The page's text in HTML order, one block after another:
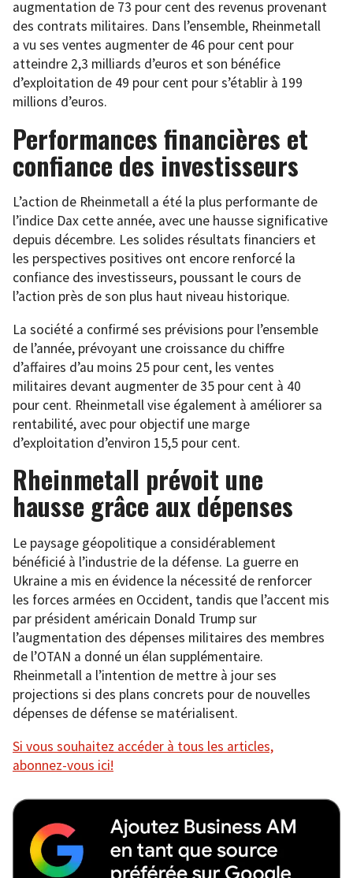
augmentation de 73 pour cent des revenus provenant
des contrats militaires. Dans l’ensemble, Rheinmetall
a vu ses ventes augmenter de 46 pour cent pour
atteindre 2,3 milliards d’euros et son bénéfice
d’exploitation de 49 pour cent pour s’établir à 199
millions d’euros.
Performances financières et
confiance des investisseurs
L’action de Rheinmetall a été la plus performante de
l’indice Dax cette année, avec une hausse significative
depuis décembre. Les solides résultats financiers et
les perspectives positives ont encore renforcé la
confiance des investisseurs, poussant le cours de
l’action près de son plus haut niveau historique.
La société a confirmé ses prévisions pour l’ensemble
de l’année, prévoyant une croissance du chiffre
d’affaires d’au moins 25 pour cent, les ventes
militaires devant augmenter de 35 pour cent à 40
pour cent. Rheinmetall vise également à améliorer sa
rentabilité, avec pour objectif une marge
d’exploitation d’environ 15,5 pour cent.
Rheinmetall prévoit une
hausse grâce aux dépenses
Le paysage géopolitique a considérablement
bénéficié à l’industrie de la défense. La guerre en
Ukraine a mis en évidence la nécessité de renforcer
les forces armées en Occident, tandis que l’accent mis
par président américain Donald Trump sur
l’augmentation des dépenses militaires des membres
de l’OTAN a donné un élan supplémentaire.
Rheinmetall a l’intention de mettre à jour ses
projections si des plans concrets pour de nouvelles
dépenses de défense se matérialisent.
Si vous souhaitez accéder à tous les articles,
abonnez-vous ici!